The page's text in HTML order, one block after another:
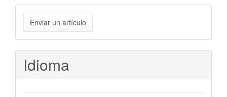
Enviar
un
artículo
Enviar un artículo
Idioma